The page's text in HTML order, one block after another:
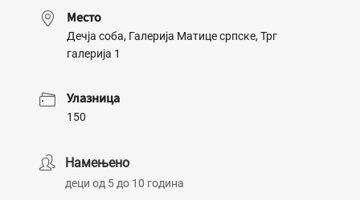
Место
Дечја соба, Галерија Матице српске, Трг
галерија 1
Улазница
150
Намењено
деци од 5 до 10 година